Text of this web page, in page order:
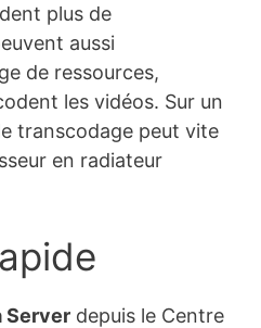
plus de
aussi
de ressources,
les vidéos. Sur un
transcodage peut vite
en radiateur
Server depuis le Centre